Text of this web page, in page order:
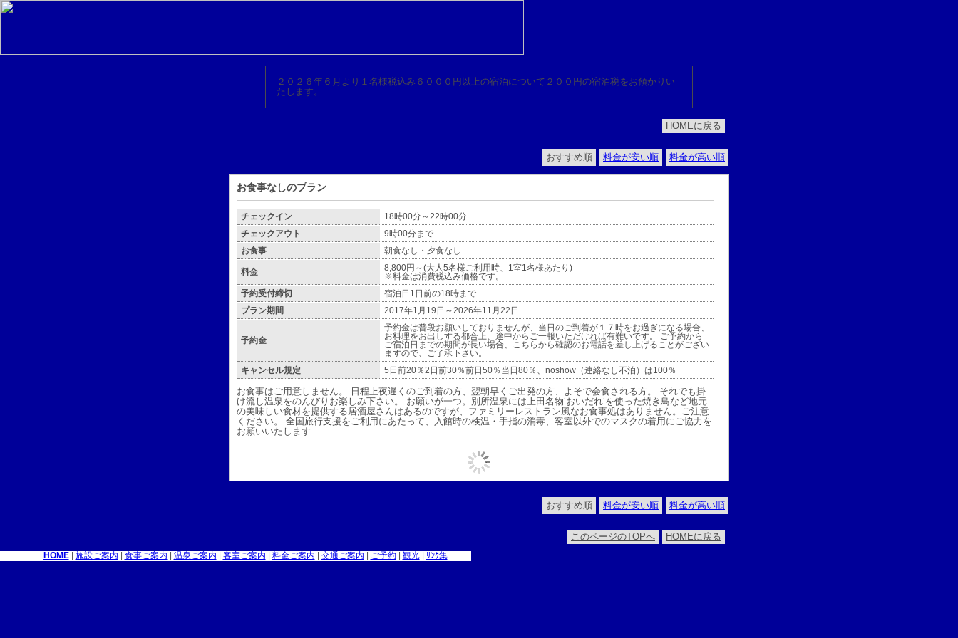
２０２６年６月より１名様税込み６０００円以上の宿泊について２００円の宿泊税をお預かりい
たします。
HOMEに戻る
料金が高い順
料金が安い順
おすすめ順
お食事なしのプラン
チェックイン
18時00分～22時00分
チェックアウト
9時00分まで
お食事
朝食なし・夕食なし
料金
8,800円～(大人5名様ご利用時、1室1名様あたり)
※料金は消費税込み価格です。
予約受付締切
宿泊日1日前の18時まで
プラン期間
2017年1月19日～2026年11月22日
予約金
予約金は普段お願いしておりませんが、当日のご到着が１７時をお過ぎになる場合、
お料理をお出しする都合上、途中からご一報いただければ有難いです。 ご予約から
ご宿泊日までの期間が長い場合、こちらから確認のお電話を差し上げることがござい
ますので、ご了承下さい。
キャンセル規定
5日前20％2日前30％前日50％当日80％、noshow（連絡なし不泊）は100％
お食事はご用意しません。 日程上夜遅くのご到着の方、翌朝早くご出発の方、よそで会食される方。 それでも掛
け流し温泉をのんびりお楽しみ下さい。 お願いが一つ。別所温泉には上田名物‘おいだれ‘を使った焼き鳥など地元
の美味しい食材を提供する居酒屋さんはあるのですが、ファミリーレストラン風なお食事処はありません。ご注意
ください。 全国旅行支援をご利用にあたって、入館時の検温・手指の消毒、客室以外でのマスクの着用にご協力を
お願いいたします
料金が高い順
料金が安い順
おすすめ順
HOMEに戻る
このページのTOPへ
HOME| 施設ご案内 食事ご案内 温泉ご案内 客室ご案内 料金ご案内 交通ご案内 ご予約| 観光| ﾘﾝｸ集